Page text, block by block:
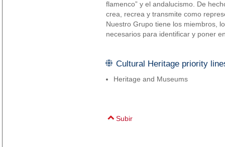
flamenco” y el andalucismo. De
crea, recrea y transmite como
Nuestro Grupo tiene los miembros,
necesarios para identificar y poner
Cultural Heritage priority
Heritage and Museums
Subir